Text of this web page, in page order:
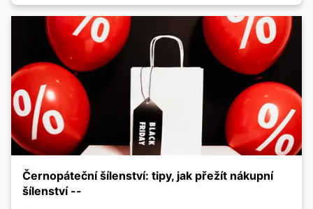
Černopáteční šílenství: tipy, jak přežít nákupní
šílenství --